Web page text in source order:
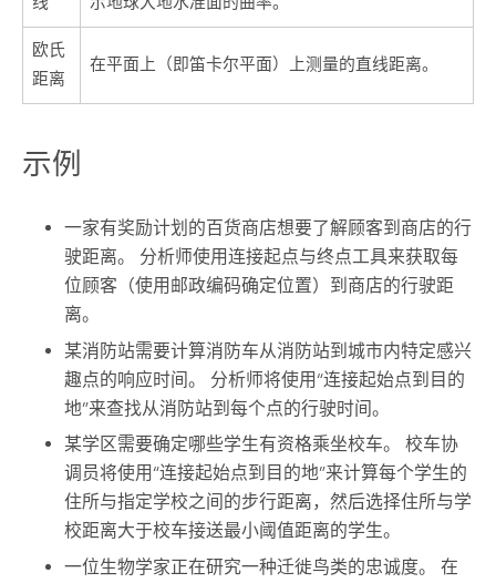
欧氏
距离
在平面上（即笛卡尔平面）上测量的直线距离。
示例
一家有奖励计划的百货商店想要了解顾客到商店的行
驶距离。 分析师使用连接起点与终点工具来获取每
位顾客（使用邮政编码确定位置）到商店的行驶距
离。
某消防站需要计算消防车从消防站到城市内特定感兴
趣点的响应时间。 分析师将使用“连接起始点到目的
地”来查找从消防站到每个点的行驶时间。
某学区需要确定哪些学生有资格乘坐校车。 校车协
调员将使用“连接起始点到目的地”来计算每个学生的
住所与指定学校之间的步行距离，然后选择住所与学
校距离大于校车接送最小阈值距离的学生。
一位生物学家正在研究一种迁徙鸟类的忠诚度。 在